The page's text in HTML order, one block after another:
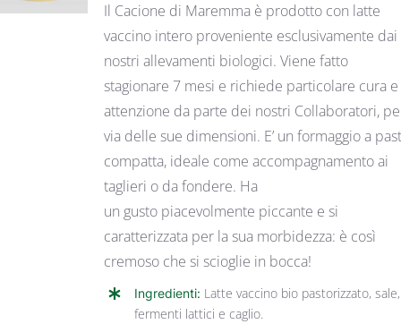
Il Cacione di Maremma è prodotto con latte
vaccino intero proveniente esclusivamente dai
nostri allevamenti biologici. Viene fatto
stagionare 7 mesi e richiede particolare cura e
attenzione da parte dei nostri Collaboratori,
via delle sue dimensioni. E’ un formaggio a
compatta, ideale come accompagnamento ai
taglieri o da fondere. Ha
un gusto piacevolmente piccante e si
caratterizzata per la sua morbidezza: è così
cremoso che si scioglie in bocca!
Ingredienti: Latte vaccino bio pastorizzato, sale,
fermenti lattici e caglio.